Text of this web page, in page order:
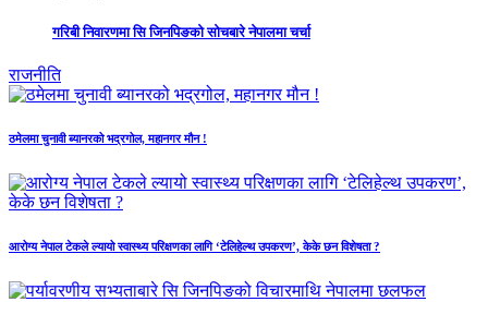
गरिबी निवारणमा सि जिनपिङको सोचबारे नेपालमा चर्चा
राजनीति
ठमेलमा चुनावी ब्यानरको भद्रगोल, महानगर मौन !
आरोग्य नेपाल टेकले ल्यायो स्वास्थ्य परिक्षणका लागि ‘टेलिहेल्थ उपकरण’, केके छन विशेषता ?